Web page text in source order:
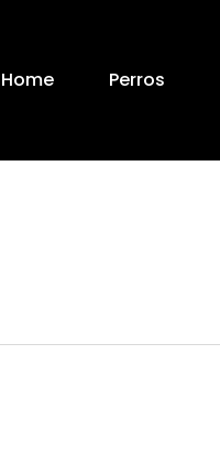
Home Perros